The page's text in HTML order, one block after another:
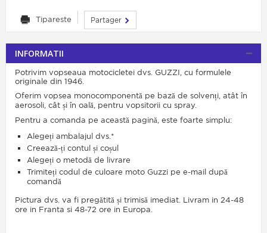
Tipareste Partager
INFORMATII
Potrivim vopseaua motocicletei dvs. GUZZI, cu formulele
originale din 1946.
Oferim vopsea monocomponentă pe bază de solvenți, atât în ​​
aerosoli, cât și în oală, pentru vopsitorii cu spray.
Pentru a comanda pe această pagină, este foarte simplu:
Alegeți ambalajul dvs.*
Creează-ți contul și coșul
Alegeți o metodă de livrare
Trimiteți codul de culoare moto Guzzi pe e-mail după
comandă
Pictura dvs. va fi pregătită și trimisă imediat. Livram in 24-48
ore in Franta si 48-72 ore in Europa.